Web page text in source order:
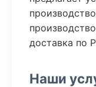
доставка по
Наши